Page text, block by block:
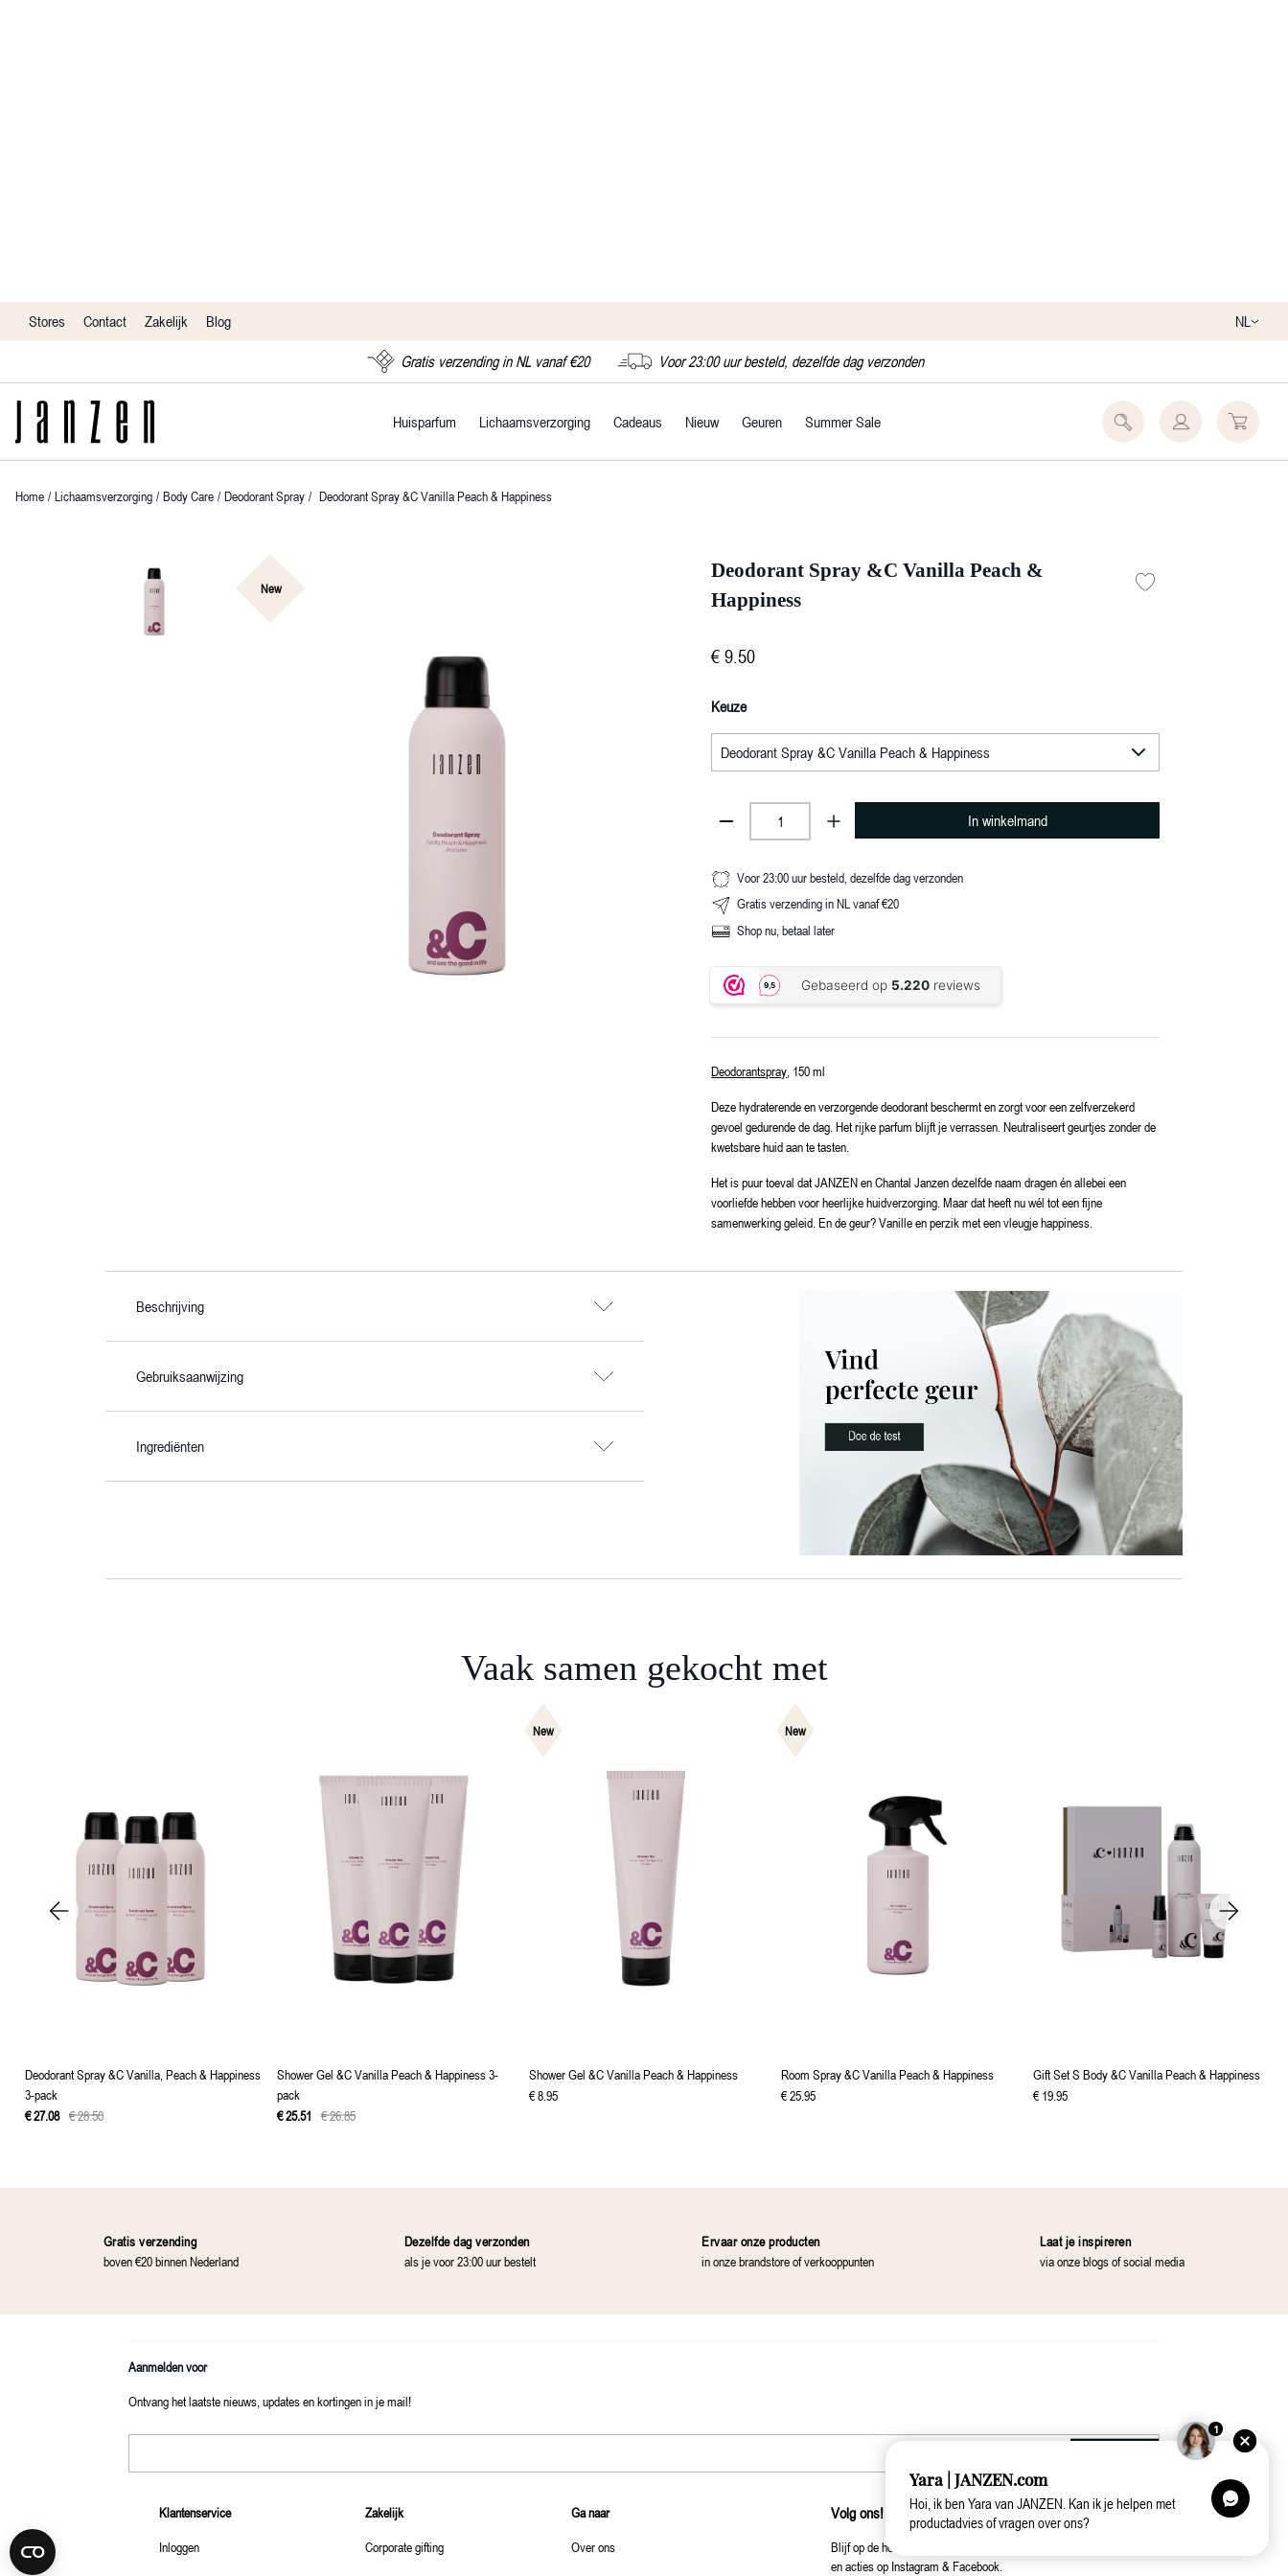
Stores Contact Zakelijk Blog NL
Gratis verzending in NL vanaf €20 Voor 23:00 uur besteld, dezelfde dag verzonden
Huisparfum Lichaamsverzorging Cadeaus Nieuw Geuren Summer Sale
Home / Lichaamsverzorging / Body Care / Deodorant Spray / Deodorant Spray &C Vanilla Peach & Happiness
New
Deodorant Spray &C Vanilla Peach &
Happiness
€ 9.50
Keuze
In winkelmand
Voor 23:00 uur besteld, dezelfde dag verzonden
Gratis verzending in NL vanaf €20
Shop nu, betaal later
Deodorantspray , 150 ml
Deze hydraterende en verzorgende deodorant beschermt en zorgt voor een zelfverzekerd
gevoel gedurende de dag. Het rijke parfum blijft je verrassen. Neutraliseert geurtjes zonder de
kwetsbare huid aan te tasten.
Het is puur toeval dat JANZEN en Chantal Janzen dezelfde naam dragen én allebei een
voorliefde hebben voor heerlijke huidverzorging. Maar dat heeft nu wél tot een fijne
samenwerking geleid. En de geur? Vanille en perzik met een vleugje happiness.
Beschrijving
Gebruiksaanwijzing
Ingrediënten
Vaak samen gekocht met
Deodorant Spray &C Vanilla, Peach & Happiness
3-pack
€27.08 €28.50
Shower Gel &C Vanilla Peach & Happiness 3-
pack
€25.51 €26.85
New
Shower Gel &C Vanilla Peach & Happiness
€895
New
Room Spray &C Vanilla Peach & Happiness
€2595
Gift Set S Body &C Vanilla Peach & Happiness
€ 1995
Gratis verzending
boven €20 binnen Nederland
Dezelfde dag verzonden
als je voor 23:00 uur bestelt
Ervaar onze producten
in onze brandstore of verkooppunten
Laat je inspireren
via onze blogs of social media
Aanmelden voor
Ontvang het laatste nieuws, updates en kortingen in je mail!
Klantenservice
Inloggen
Zakelijk
Corporate gifting
Ga naar
Over ons
Volg ons!
Blijf op de hoogte van onze collecties, introducties
en acties op Instagram & Facebook.
1
Yara | JANZEN.com
Hoi, ik ben Yara van JANZEN. Kan ik je helpen met
productadvies of vragen over ons?